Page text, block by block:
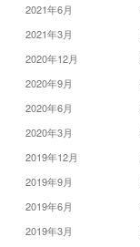
2021年6月
2021年3月
2020年12月
2020年9月
2020年6月
2020年3月
2019年12月
2019年9月
2019年6月
2019年3月